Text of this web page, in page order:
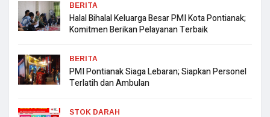
BERITA
Halal Bihalal Keluarga Besar PMI Kota Pontianak;
Komitmen Berikan Pelayanan Terbaik
BERITA
PMI Pontianak Siaga Lebaran; Siapkan Personel
Terlatih dan Ambulan
STOK DARAH